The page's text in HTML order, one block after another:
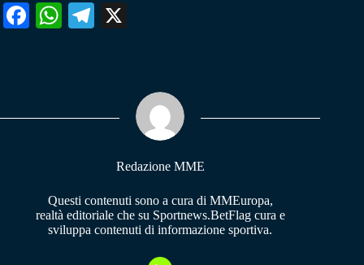
Fa W
pp
Te
m
Redazione MME
Questi contenuti sono a cura di MMEuropa,
realtà editoriale che su Sportnews.BetFlag cura e
sviluppa contenuti di informazione sportiva.